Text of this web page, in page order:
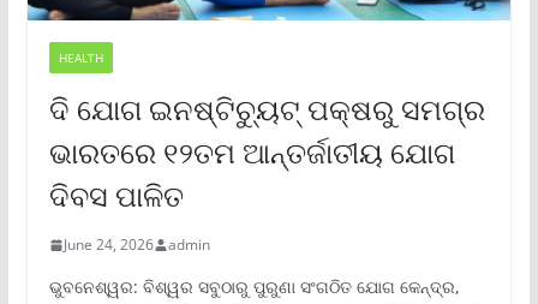
HEALTH
ଦି ଯୋଗ ଇନଷ୍ଟିଚ୍ୟୁଟ୍ ପକ୍ଷରୁ ସମଗ୍ର
ଭାରତରେ ୧୨ତମ ଆନ୍ତର୍ଜାତୀୟ ଯୋଗ
ଦିବସ ପାଳିତ
June 24, 2026 admin
ଭୁବନେଶ୍ୱର: ବିଶ୍ୱର ସବୁଠାରୁ ପୁରୁଣା ସଂଗଠିତ ଯୋଗ କେନ୍ଦ୍ର,